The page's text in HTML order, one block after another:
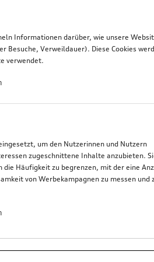
der Importeurin AMAG Import AG. Inkl.
Audi Partner können abweichen; weitere
Informationen darüber, wie unsere
Besuche, Verweildauer). Diese Cookies
verwendet.
um den Nutzerinnen und Nutzern
zugeschnittene Inhalte anzubieten.
die Häufigkeit zu begrenzen, mit der eine
von Werbekampagnen zu messen und